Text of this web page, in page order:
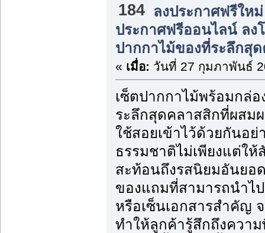
184 ลงประกาศฟรีให
ประกาศฟรีออนไลน์ ล
ปากกาไม้ของที่ระลึกสุ
« เมื่อ: วันที่ 27 กุมภาพันธ์
เซ็ตปากกาไม้พร้อมกล่
ระลึกสุดคลาสสิกที่ผสม
ใช้สอยเข้าไว้ด้วยกันอย่
ธรรมชาติไม่เพียงแต่ใ
สะท้อนถึงรสนิยมอันยอ
ของแถมที่สามารถนำไ
หรือเซ็นเอกสารสำคัญ
ทำให้ลูกค้ารู้สึกถึงควา